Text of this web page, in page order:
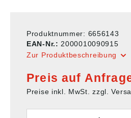
Produktnummer: 6656143
EAN-Nr.: 2000010090915
Zur Produktbeschreibung
Preis auf
Preise inkl. MwSt. zzgl.